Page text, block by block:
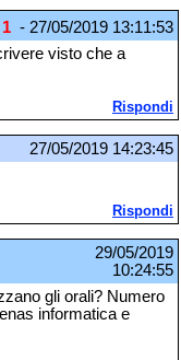
1 - 27/05/2019 13:11:53
visto che a
Rispondi
27/05/2019 14:23:45
Rispondi
29/05/2019
10:24:55
gli orali? Numero
informatica e